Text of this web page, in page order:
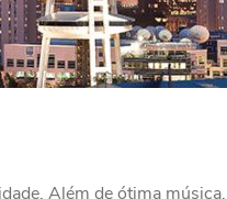
Além de ótima